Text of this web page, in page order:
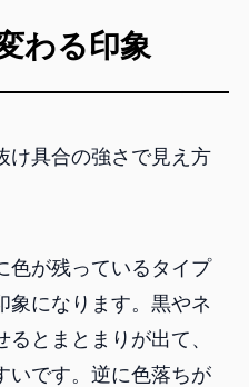
わる印象
け具合の強さで見え方
色が残っているタイプ
象になります。黒やネ
とまとまりが出て、
いです。逆に色落ちが